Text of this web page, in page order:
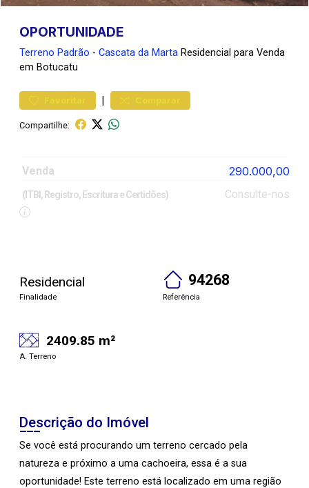
OPORTUNIDADE
Terreno Padrão - Cascata da Marta Residencial para Venda
em Botucatu
Favoritar | Comparar
Compartilhe:
Venda 290.000,00
(ITBI, Registro, Escritura e Certidões) Consulte-nos
Residencial
Finalidade
94268
Referência
2409.85 m²
A. Terreno
Descrição do Imóvel
Se você está procurando um terreno cercado pela
natureza e próximo a uma cachoeira, essa é a sua
oportunidade! Este terreno está localizado em uma região